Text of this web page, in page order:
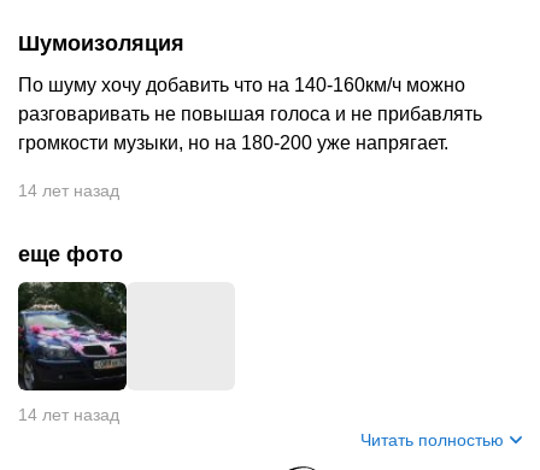
Шумоизоляция
По шуму хочу добавить что на 140-160км/ч можно
разговаривать не повышая голоса и не прибавлять
громкости музыки, но на 180-200 уже напрягает.
14 лет назад
еще фото
14 лет назад
Читать полностью